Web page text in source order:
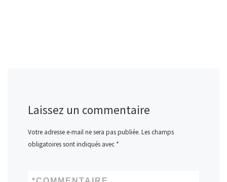
Laissez un commentaire
Votre adresse e-mail ne sera pas publiée. Les champs
obligatoires sont indiqués avec *